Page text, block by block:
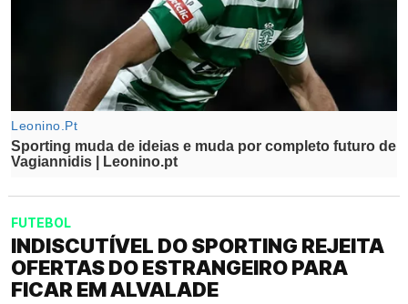
FUTEBOL
INDISCUTÍVEL DO SPORTING REJEITA
OFERTAS DO ESTRANGEIRO PARA
FICAR EM ALVALADE